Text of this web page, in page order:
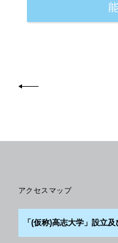
アクセスマップ
「(仮称)高志大学」設立